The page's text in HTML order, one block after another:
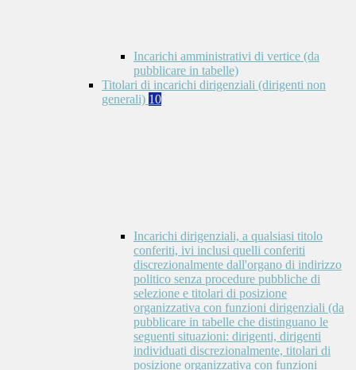
Incarichi amministrativi di vertice (da
pubblicare in tabelle)
Titolari di incarichi dirigenziali (dirigenti non
generali) 10
Incarichi dirigenziali, a qualsiasi titolo
conferiti, ivi inclusi quelli conferiti
discrezionalmente dall'organo di indirizzo
politico senza procedure pubbliche di
selezione e titolari di posizione
organizzativa con funzioni dirigenziali (da
pubblicare in tabelle che distinguano le
seguenti situazioni: dirigenti, dirigenti
individuati discrezionalmente, titolari di
posizione organizzativa con funzioni